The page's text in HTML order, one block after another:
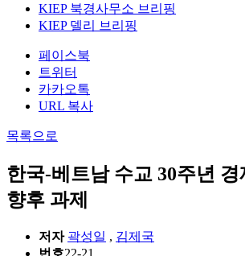
KIEP 북경사무소 브리핑
KIEP 델리 브리핑
페이스북
트위터
카카오톡
URL 복사
목록으로
한국-베트남 수교 30주년
향후 과제
저자 곽성일 , 김제국
번호22-21